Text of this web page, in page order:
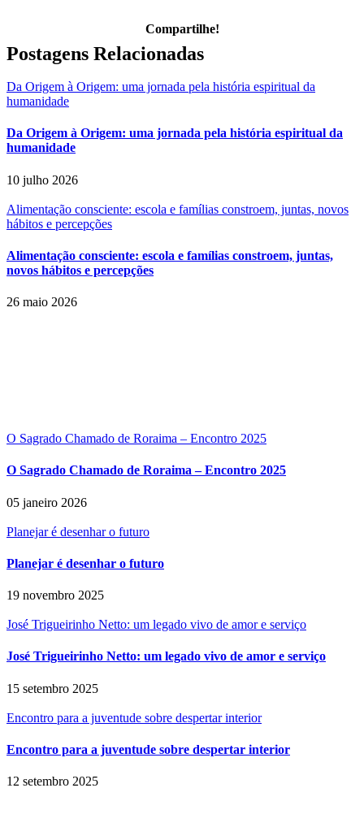
Compartilhe!
Facebook
Twitter
LinkedIn
WhatsApp
E-
mail
Postagens Relacionadas
Da Origem à Origem: uma jornada pela história espiritual da
humanidade
Da Origem à Origem: uma jornada pela história espiritual da
humanidade
10 julho 2026
Alimentação consciente: escola e famílias constroem, juntas, novos
hábitos e percepções
Alimentação consciente: escola e famílias constroem, juntas,
novos hábitos e percepções
26 maio 2026
O Sagrado Chamado de Roraima – Encontro 2025
O Sagrado Chamado de Roraima – Encontro 2025
05 janeiro 2026
Planejar é desenhar o futuro
Planejar é desenhar o futuro
19 novembro 2025
José Trigueirinho Netto: um legado vivo de amor e serviço
José Trigueirinho Netto: um legado vivo de amor e serviço
15 setembro 2025
Encontro para a juventude sobre despertar interior
Encontro para a juventude sobre despertar interior
12 setembro 2025